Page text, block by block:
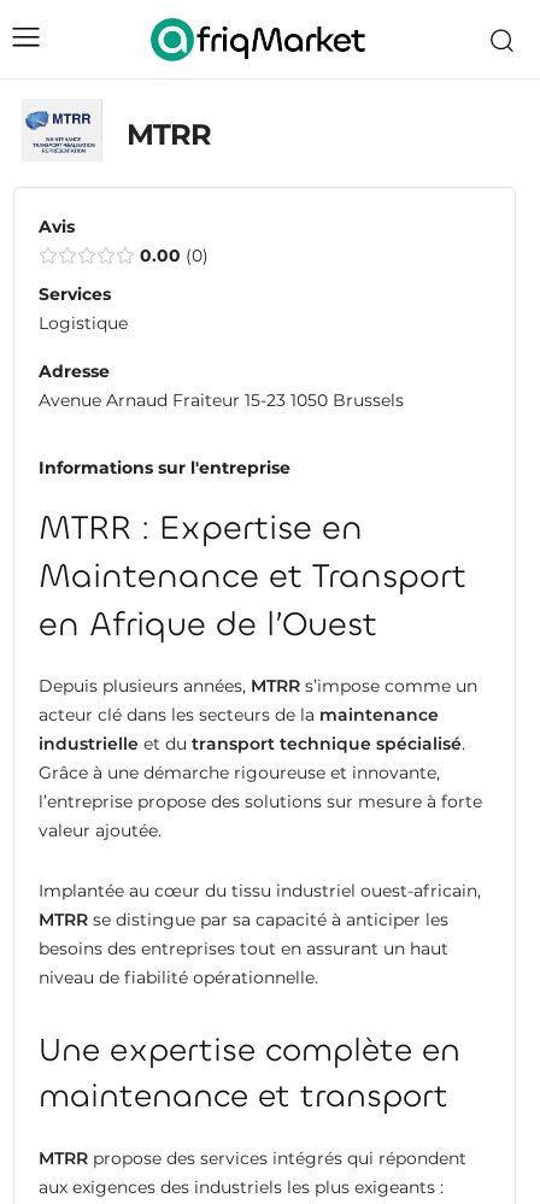
MTRR
Avis
0.00 0
Services
Logistique
Adresse
Avenue Arnaud Fraiteur 15-23 1050 Brussels
Informations sur l'entreprise
MTRR : Expertise en
Maintenance et Transport
en Afrique de l’Ouest
Depuis plusieurs années, MTRRs’impose comme un
acteur clé dans les secteurs de la maintenance
industrielleet du transport technique spécialisé.
Grâce à une démarche rigoureuse et innovante,
l’entreprise propose des solutions sur mesure à forte
valeur ajoutée.
Implantée au cœur du tissu industriel ouest-africain,
MTRRse distingue par sa capacité à anticiper les
besoins des entreprises tout en assurant un haut
niveau de fiabilité opérationnelle.
Une expertise complète en
maintenance et transport
MTRRpropose des services intégrés qui répondent
aux exigences des industriels les plus exigeants :